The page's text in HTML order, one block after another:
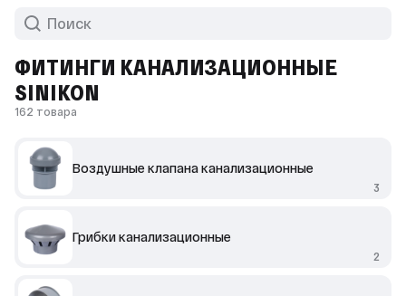
ФИТИНГИ КАНАЛИЗАЦИОННЫЕ
SINIKON
162 товара
Воздушные клапана канализационные
3
Грибки канализационные
2